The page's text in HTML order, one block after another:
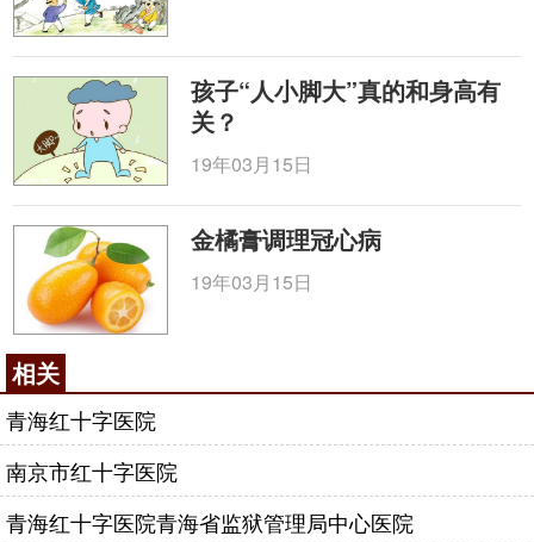
孩子“人小脚大”真的和身高有
关？
19年03月15日
金橘膏调理冠心病
19年03月15日
相关
青海红十字医院
南京市红十字医院
青海红十字医院青海省监狱管理局中心医院